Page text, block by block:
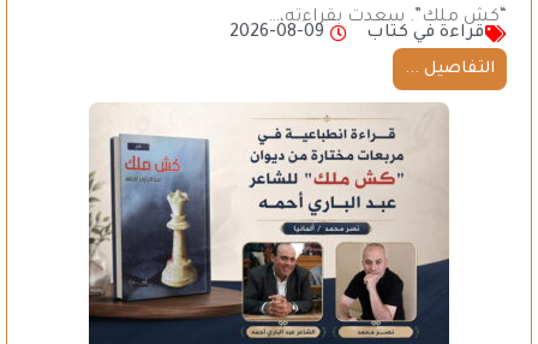
“كش ملك”. سعدت بقراءته،…
قراءة في كتاب
2026-08-09
التفاصيل ...